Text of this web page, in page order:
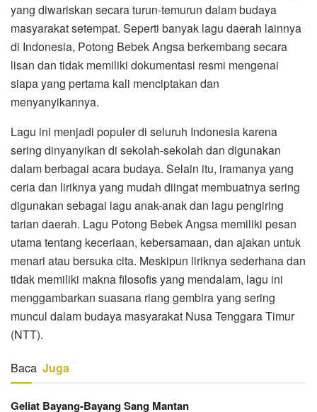
yang diwariskan secara turun-temurun dalam budaya
masyarakat setempat. Seperti banyak lagu daerah lainnya
di Indonesia, Potong Bebek Angsa berkembang secara
lisan dan tidak memiliki dokumentasi resmi mengenai
siapa yang pertama kali menciptakan dan
menyanyikannya.
Lagu ini menjadi populer di seluruh Indonesia karena
sering dinyanyikan di sekolah-sekolah dan digunakan
dalam berbagai acara budaya. Selain itu, iramanya yang
ceria dan liriknya yang mudah diingat membuatnya sering
digunakan sebagai lagu anak-anak dan lagu pengiring
tarian daerah. Lagu Potong Bebek Angsa memiliki pesan
utama tentang keceriaan, kebersamaan, dan ajakan untuk
menari atau bersuka cita. Meskipun liriknya sederhana dan
tidak memiliki makna filosofis yang mendalam, lagu ini
menggambarkan suasana riang gembira yang sering
muncul dalam budaya masyarakat Nusa Tenggara Timur
(NTT).
Baca Juga
Geliat Bayang-Bayang Sang Mantan